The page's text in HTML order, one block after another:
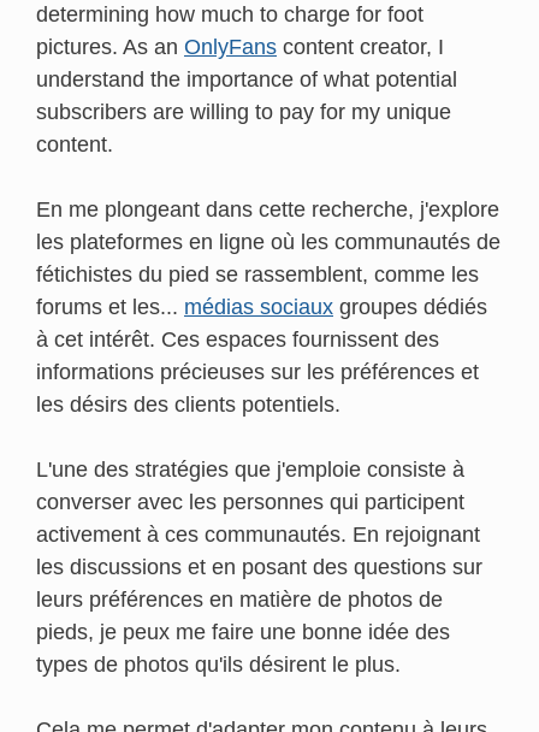
determining how much to charge for foot
pictures. As an OnlyFans content creator, I
understand the importance of what potential
subscribers are willing to pay for my unique
content.
En me plongeant dans cette recherche, j'explore
les plateformes en ligne où les communautés de
fétichistes du pied se rassemblent, comme les
forums et les... médias sociaux groupes dédiés
à cet intérêt. Ces espaces fournissent des
informations précieuses sur les préférences et
les désirs des clients potentiels.
L'une des stratégies que j'emploie consiste à
converser avec les personnes qui participent
activement à ces communautés. En rejoignant
les discussions et en posant des questions sur
leurs préférences en matière de photos de
pieds, je peux me faire une bonne idée des
types de photos qu'ils désirent le plus.